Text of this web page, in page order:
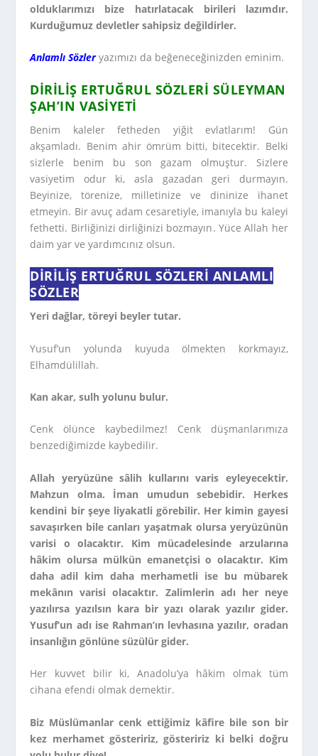
olduklarımızı bize hatırlatacak birileri lazımdır.
Kurduğumuz devletler sahipsiz değildirler.
Anlamlı Sözleryazımızı da beğeneceğinizden eminim.
DIRILIŞ ERTUĞRUL SÖZLERI SÜLEYMAN
ŞAH’IN VASIYETI
Benim kaleler fetheden yiğit evlatlarım! Gün
akşamladı. Benim ahir ömrüm bitti, bitecektir. Belki
sizlerle benim bu son gazam olmuştur. Sizlere
vasiyetim odur ki, asla gazadan geri durmayın.
Beyinize, törenize, milletinize ve dininize ihanet
etmeyin. Bir avuç adam cesaretiyle, imanıyla bu kaleyi
fethetti. Birliğinizi dirliğinizi bozmayın. Yüce Allah her
daim yar ve yardımcınız olsun.
DIRILIŞ ERTUĞRUL SÖZLERI ANLAMLI
SÖZLER
Yeri dağlar, töreyi beyler tutar.
Yusuf’un yolunda kuyuda ölmekten korkmayız,
Elhamdülillah.
Kan akar, sulh yolunu bulur.
Cenk ölünce kaybedilmez! Cenk düşmanlarımıza
benzediğimizde kaybedilir.
Allah yeryüzüne sâlih kullarını varis eyleyecektir.
Mahzun olma. İman umudun sebebidir. Herkes
kendini bir şeye liyakatli görebilir. Her kimin gayesi
savaşırken bile canları yaşatmak olursa yeryüzünün
varisi o olacaktır. Kim mücadelesinde arzularına
hâkim olursa mülkün emanetçisi o olacaktır. Kim
daha adil kim daha merhametli ise bu mübarek
mekânın varisi olacaktır. Zalimlerin adı her neye
yazılırsa yazılsın kara bir yazı olarak yazılır gider.
Yusuf’un adı ise Rahman’ın levhasına yazılır, oradan
insanlığın gönlüne süzülür gider.
Her kuvvet bilir ki, Anadolu’ya hâkim olmak tüm
cihana efendi olmak demektir.
Biz Müslümanlar cenk ettiğimiz kâfire bile son bir
kez merhamet gösteririz, gösteririz ki belki doğru